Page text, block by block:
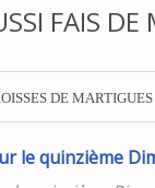
FAIS DE
DE